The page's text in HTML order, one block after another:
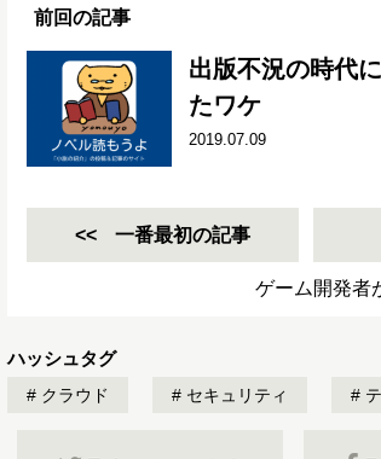
前回の記事
出版不況の時代
たワケ
2019.07.09
一番最初の記事
ゲーム開発者
ハッシュタグ
クラウド セキュリティ